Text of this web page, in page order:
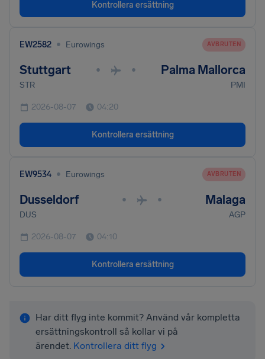
Kontrollera ersättning
EW2582 • Eurowings AVBRUTEN
Stuttgart • • Palma Mallorca
STR PMI
2026-08-07 04:20
Kontrollera ersättning
EW9534 • Eurowings AVBRUTEN
Dusseldorf • • Malaga
DUS AGP
2026-08-07 04:10
Kontrollera ersättning
Har ditt flyg inte kommit? Använd vår kompletta
ersättningskontroll så kollar vi på
ärendet. Kontrollera ditt flyg